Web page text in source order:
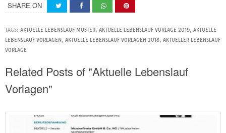
SHARE ON
TAGS: AKTUELLE LEBENSLAUF MUSTER, AKTUELLE LEBENSLAUF VORLAGE 2019, AKTUELLE
LEBENSLAUF VORLAGEN , AKTUELLE LEBENSLAUF VORLAGEN 2018, AKTUELLER LEBENSLAUF
VORLAGE
Related Posts of "Aktuelle Lebenslauf
Vorlagen"